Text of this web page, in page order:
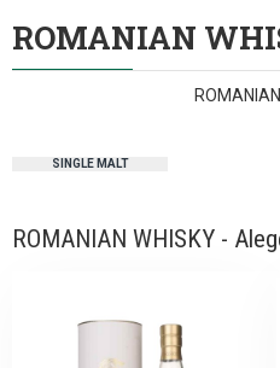
ROMANIAN
SINGLE MALT
ROMANIAN WHISKY -